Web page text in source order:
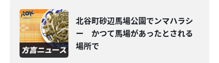
北谷町砂辺馬場公園でンマハラシ
ー かつて馬場があったとされる
場所で